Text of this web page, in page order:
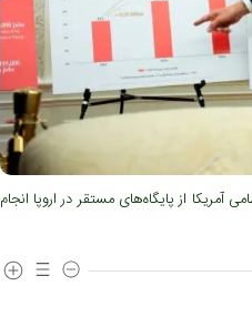
از پایگاه‌های مستقر در اروپا انجام